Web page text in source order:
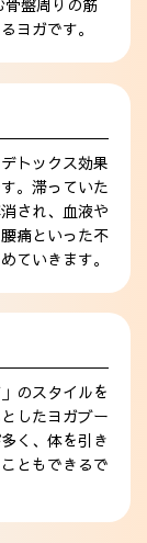
骨盤周りの筋
ヨガです。
トックス効果
。滞っていた
され、血液や
痛といった不
ていきます。
のスタイルを
したヨガブー
く、体を引き
ともできるで